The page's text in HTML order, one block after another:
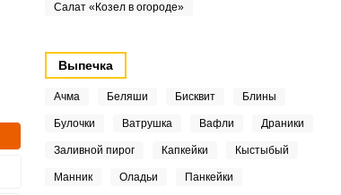
Салат «Козел в огороде»
Выпечка
Ачма Беляши Бисквит Блины
Булочки Ватрушка Вафли Драники
Заливной пирог Капкейки Кыстыбый
Манник Оладьи Панкейки